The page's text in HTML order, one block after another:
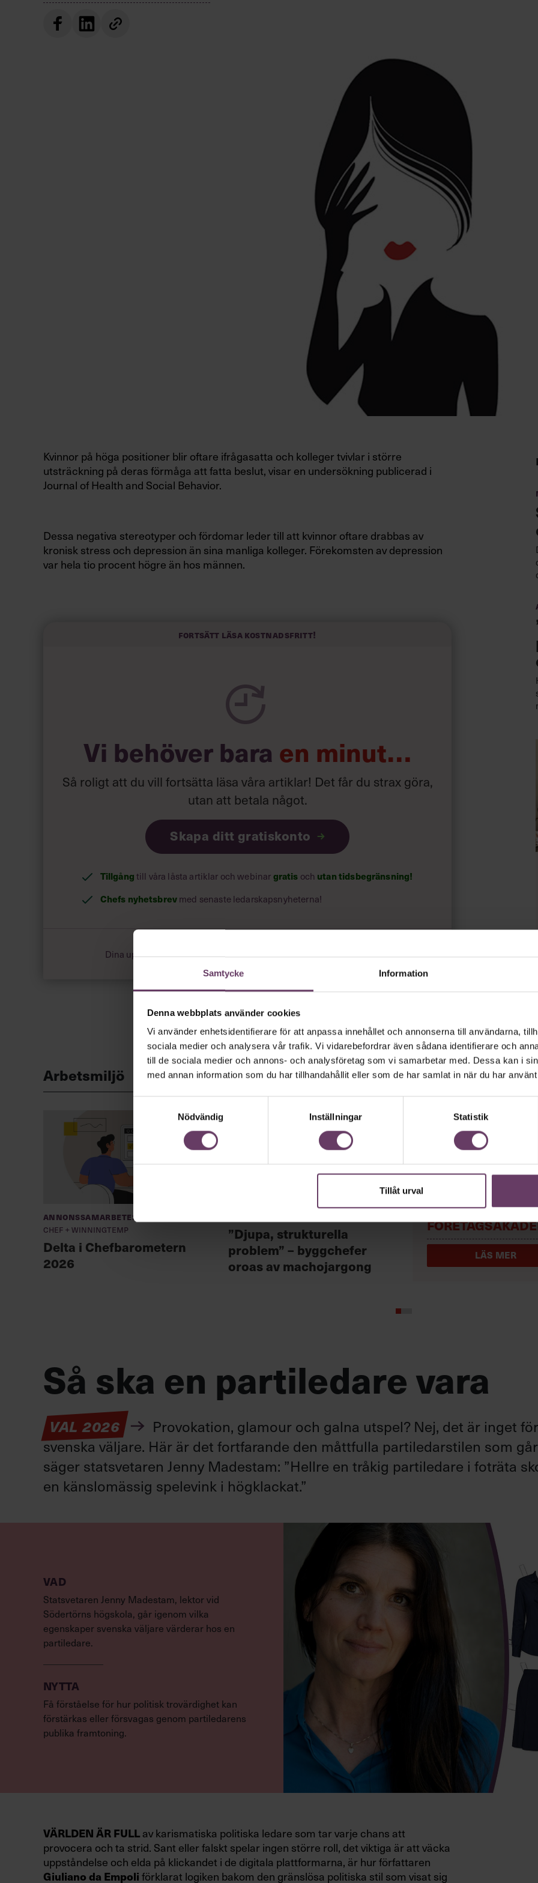
Samtycke Information
Denna webbplats använder cookies
Vi använder enhetsidentifierare för att anpassa innehållet och annonserna till användarna,
sociala medier och analysera vår trafik. Vi vidarebefordrar även sådana identifierare och
till de sociala medier och annons- och analysföretag som vi samarbetar med. Dessa kan i
med annan information som du har tillhandahållit eller som de har samlat in när du har
Nödvändig
Inställningar Statistik
Tillåt urval
Kvinnor på höga positioner blir oftare ifrågasatta och kolleger tvivlar i större
utsträckning på deras förmåga att fatta beslut, visar en undersökning publicerad i
Journal of Health and Social Behavior.
Dessa negativa stereotyper och fördomar leder till att kvinnor oftare drabbas av
kronisk stress och depression än sina manliga kolleger. Förekomsten av depression
var hela tio procent högre än hos männen.
Fortsätt läsa kostnadsfritt!
Vi behöver bara en minut…
Så roligt att du vill fortsätta läsa våra artiklar! Det får du strax göra,
utan att betala något.
Skapa ditt gratiskonto
Tillgång till våra låsta artiklar och webinar gratis och utan tidsbegränsning!
Chefs nyhetsbrev med senaste ledarskapsnyheterna!
Dina uppgifter delas aldrig med tredje part.Läs vår integritetspolicy här.
Arbetsmiljö
Annonssamarbete:
Chef + Winningtemp
Delta i Chefbarometern
2026
”Djupa, strukturella
problem” – byggchefer
oroas av machojargong
BYGG EN EGEN
LÄS MER
Så ska en partiledare vara
VAL 2026
Provokation, glamour och galna utspel? Nej, det är inget för
svenska väljare. Här är det fortfarande den måttfulla partiledarstilen som
säger statsvetaren Jenny Madestam: ”Hellre en tråkig partiledare i foträta
en känslomässig spelevink i högklackat.”
VAD
Statsvetaren Jenny Madestam, lektor vid
Södertörns högskola, går igenom vilka
egenskaper svenska väljare värderar hos en
partiledare.
NYTTA
Få förståelse för hur politisk trovärdighet kan
förstärkas eller försvagas genom partiledarens
publika framtoning.
VÄRLDEN ÄR FULL av karismatiska politiska ledare som tar varje chans att
provocera och ta strid. Sant eller falskt spelar ingen större roll, det viktiga är att väcka
uppståndelse och elda på klickandet i de digitala plattformarna, är hur författaren
Giuliano da Empoli förklarat logiken bakom den gränslösa politiska stil som visat sig